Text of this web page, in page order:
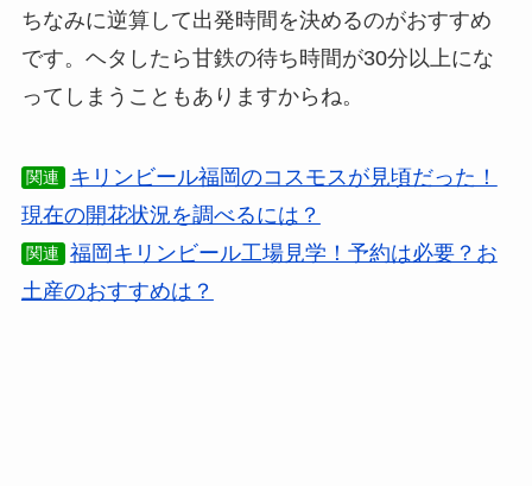
ちなみに逆算して出発時間を決めるのがおすすめ
です。ヘタしたら甘鉄の待ち時間が30分以上にな
ってしまうこともありますからね。
関連
キリンビール福岡のコスモスが見頃だった！
現在の開花状況を調べるには？
関連
福岡キリンビール工場見学！予約は必要？お
土産のおすすめは？